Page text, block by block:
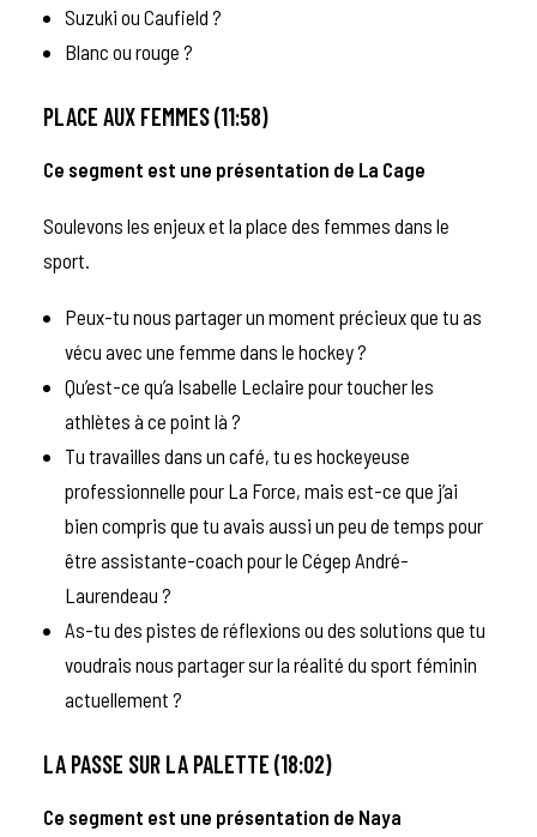
Suzuki ou Caufield ?
Blanc ou rouge ?
PLACE AUX FEMMES (11:58)
Ce segment est une présentation de La Cage
Soulevons les enjeux et la place des femmes dans le
sport.
Peux-tu nous partager un moment précieux que tu as
vécu avec une femme dans le hockey ?
Qu’est-ce qu’a Isabelle Leclaire pour toucher les
athlètes à ce point là ?
Tu travailles dans un café, tu es hockeyeuse
professionnelle pour La Force, mais est-ce que j’ai
bien compris que tu avais aussi un peu de temps pour
être assistante-coach pour le Cégep André-
Laurendeau ?
As-tu des pistes de réflexions ou des solutions que tu
voudrais nous partager sur la réalité du sport féminin
actuellement ?
LA PASSE SUR LA PALETTE (18:02)
Ce segment est une présentation de Naya